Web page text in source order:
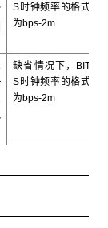
S时钟频率的格式
为bps-2m
缺省情况下，BIT
S时钟频率的格式
为bps-2m